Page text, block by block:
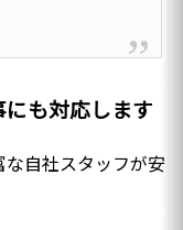
も対応します
自社スタッフが安